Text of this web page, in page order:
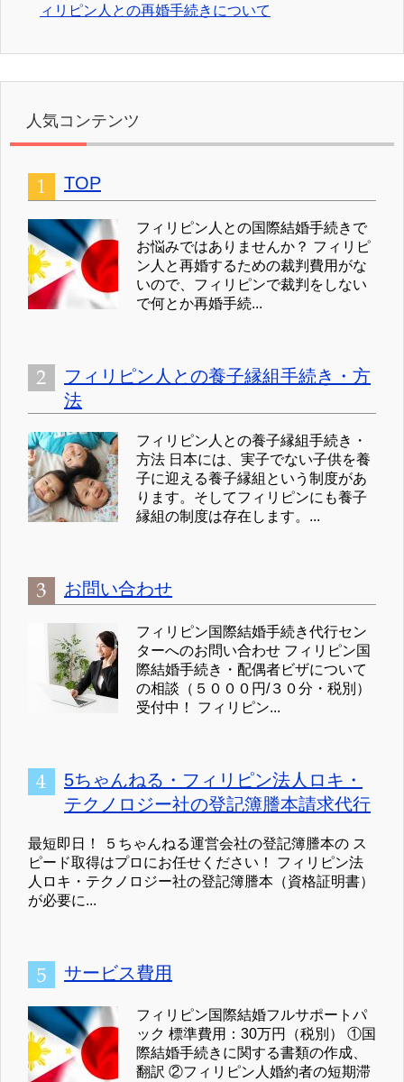
ィリピン人との再婚手続きについて
人気コンテンツ
TOP
フィリピン人との国際結婚手続きで
お悩みではありませんか？ フィリピ
ン人と再婚するための裁判費用がな
いので、フィリピンで裁判をしない
で何とか再婚手続...
フィリピン人との養子縁組手続き・方
法
フィリピン人との養子縁組手続き・
方法 日本には、実子でない子供を養
子に迎える養子縁組という制度があ
ります。そしてフィリピンにも養子
縁組の制度は存在します。...
お問い合わせ
フィリピン国際結婚手続き代行セン
ターへのお問い合わせ フィリピン国
際結婚手続き・配偶者ビザについて
の相談（５０００円/３０分・税別）
受付中！ フィリピン...
5ちゃんねる・フィリピン法人ロキ・
テクノロジー社の登記簿謄本請求代行
最短即日！ ５ちゃんねる運営会社の登記簿謄本の ス
ピード取得はプロにお任せください！ フィリピン法
人ロキ・テクノロジー社の登記簿謄本（資格証明書）
が必要に...
サービス費用
フィリピン国際結婚フルサポートパ
ック 標準費用：30万円（税別） ①国
際結婚手続きに関する書類の作成、
翻訳 ②フィリピン人婚約者の短期滞